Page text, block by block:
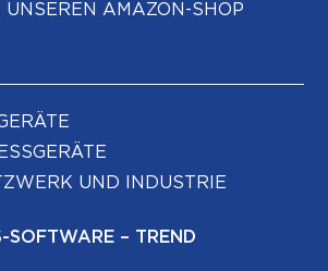
UNSEREN AMAZON-SHOP
UND INDUSTRIE
– TREND